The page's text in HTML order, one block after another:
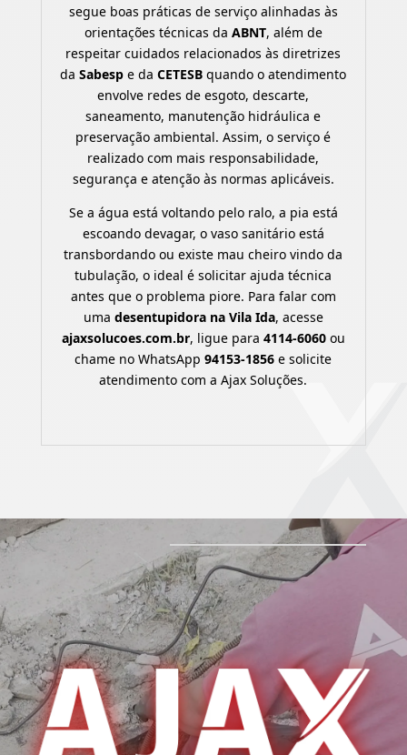
segue boas práticas de serviço alinhadas às
orientações técnicas da ABNT, além de
respeitar cuidados relacionados às diretrizes
daSabesp e daCETESB quando o atendimento
envolve redes de esgoto, descarte,
saneamento, manutenção hidráulica e
preservação ambiental. Assim, o serviço é
realizado com mais responsabilidade,
segurança e atenção às normas aplicáveis.
Se a água está voltando pelo ralo, a pia está
escoando devagar, o vaso sanitário está
transbordando ou existe mau cheiro vindo da
tubulação, o ideal é solicitar ajuda técnica
antes que o problema piore. Para falar com
uma desentupidora na Vila Ida, acesse
ajaxsolucoes.com.br, ligue para 4114-6060ou
chame no WhatsApp94153-1856 e solicite
atendimento com a Ajax Soluções.